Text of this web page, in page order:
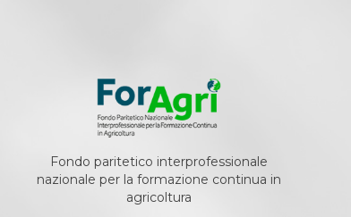
Fondo paritetico interprofessionale
nazionale per la formazione continua in
agricoltura